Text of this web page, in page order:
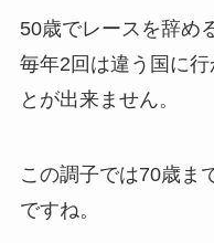
50歳でレースを辞め
毎年2回は違う国に
とが出来ません。
この調子では70歳ま
ですね。